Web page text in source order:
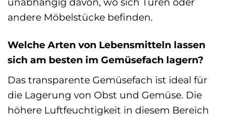
andere Möbelstücke befinden.
Welche Arten von Lebensmitteln lassen
sich am besten im Gemüsefach lagern?
Das transparente Gemüsefach ist ideal für
die Lagerung von Obst und Gemüse. Die
höhere Luftfeuchtigkeit in diesem Bereich